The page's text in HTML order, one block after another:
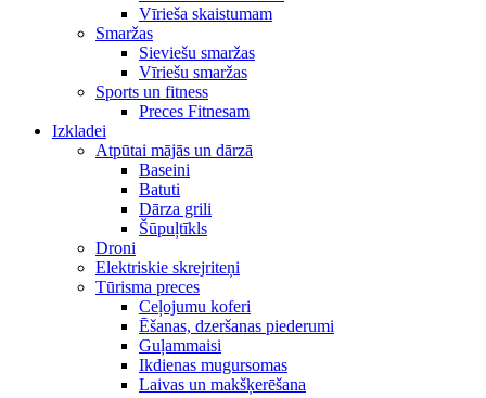
Vīrieša skaistumam
Smaržas
Sieviešu smaržas
Vīriešu smaržas
Sports un fitness
Preces Fitnesam
Izkladei
Atpūtai mājās un dārzā
Baseini
Batuti
Dārza grili
Šūpuļtīkls
Droni
Elektriskie skrejriteņi
Tūrisma preces
Ceļojumu koferi
Ēšanas, dzeršanas piederumi
Guļammaisi
Ikdienas mugursomas
Laivas un makšķerēšana